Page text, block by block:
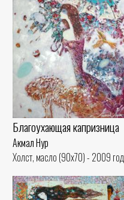
Благоухающая капризница
Акмал Нур
Холст, масло (90x70) - 2009 год